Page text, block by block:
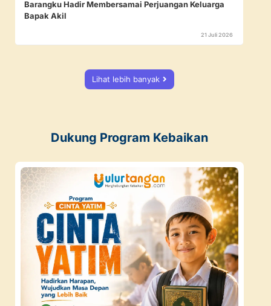
Barangku Hadir Membersamai Perjuangan Keluarga
Bapak Akil
21 Juli 2026
Lihat lebih banyak
Dukung Program Kebaikan